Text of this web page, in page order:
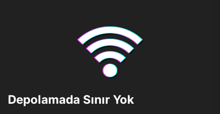
Depolamada Sınır Yok